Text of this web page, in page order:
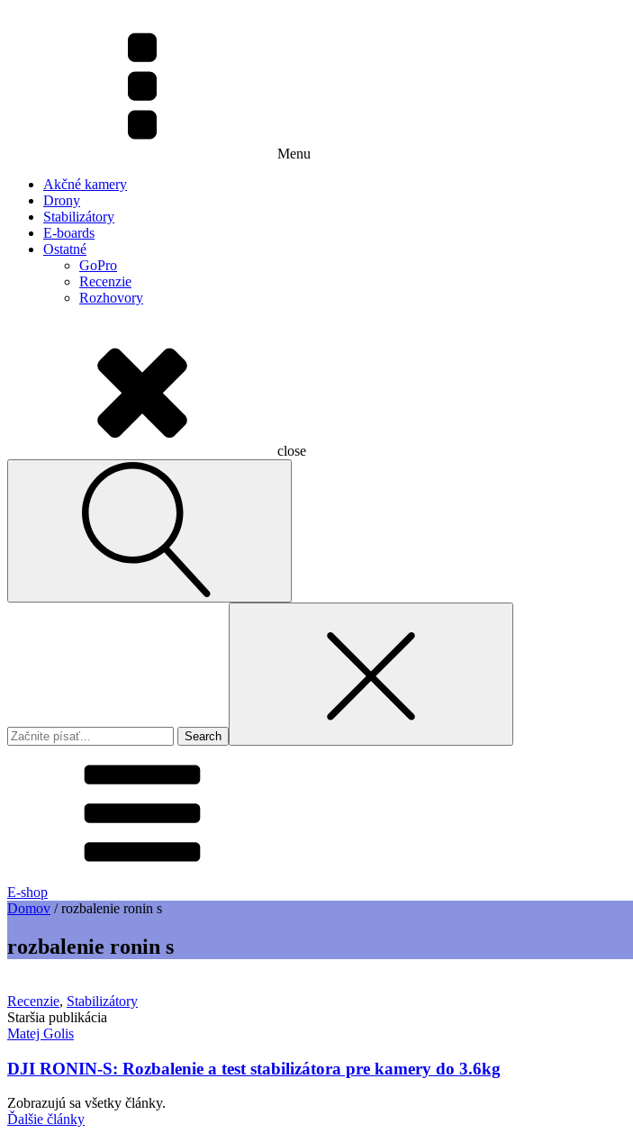
Menu
Akčné kamery
Drony
Stabilizátory
E-boards
Ostatné
GoPro
Recenzie
Rozhovory
close
E-shop
Domov /rozbalenie ronin s
rozbalenie ronin s
Recenzie, Stabilizátory
Staršia publikácia
Matej Golis
DJI RONIN-S: Rozbalenie a test stabilizátora pre kamery do 3.6kg
Zobrazujú sa všetky články.
Ďalšie články